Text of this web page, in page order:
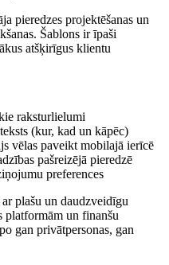
pieredzes projektēšanas un
Šablons ir īpaši
atšķirīgus klientu
raksturlielumi
(kur, kad un kāpēc)
vēlas paveikt mobilajā ierīcē
pašreizējā pieredzē
preferences
plašu un daudzveidīgu
platformām un finanšu
gan privātpersonas, gan